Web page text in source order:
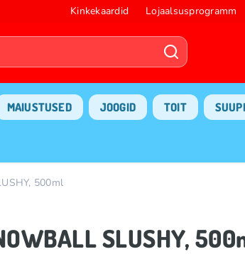
Kinkekaardid Lojaalsusprogramm
MAIUSTUSED JOOGID TOIT
500ml
SLUSHY,